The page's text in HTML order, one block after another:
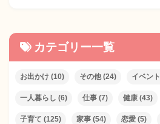
カテゴリー一覧
お出かけ (10) その他(24) イベント
一人暮らし (6) 仕事 (7) 健康 (43)
子育て (125) 家事 (54) 恋愛 (5)